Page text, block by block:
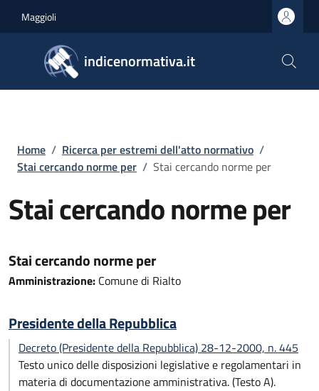
Maggioli
indicenormativa.it
Briciole di pane
Home / Ricerca per estremi dell'atto normativo /
Stai cercando norme per / Stai cercando norme per
Stai cercando norme per
Stai cercando norme per
Amministrazione: Comune di Rialto
Presidente della Repubblica
Decreto (Presidente della Repubblica) 28-12-2000, n. 445
Testo unico delle disposizioni legislative e regolamentari in
materia di documentazione amministrativa. (Testo A).